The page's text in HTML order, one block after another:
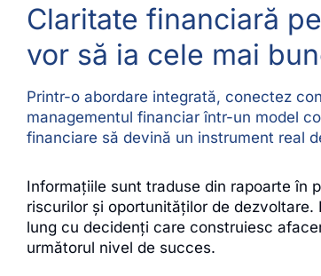
Claritate financiară
vor să ia cele mai
Printr-o abordare integrată, conectez
managementul financiar într-un model
financiare să devină un instrument real
Informațiile sunt traduse din rapoarte în
riscurilor și oportunităților de
lung cu decidenți care construiesc
următorul nivel de succes.